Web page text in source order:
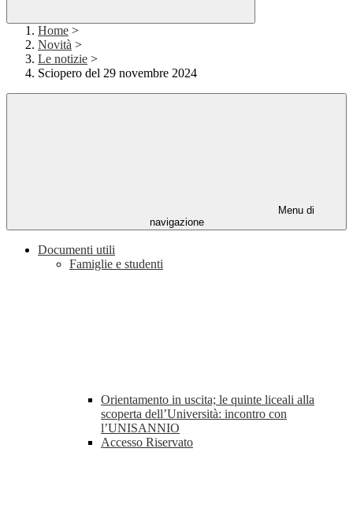
Home >
Novità >
Le notizie >
Sciopero del 29 novembre 2024
Menu di
navigazione
Documenti utili
Famiglie e studenti
Orientamento in uscita; le quinte liceali alla
scoperta dell’Università: incontro con
l’UNISANNIO
Accesso Riservato